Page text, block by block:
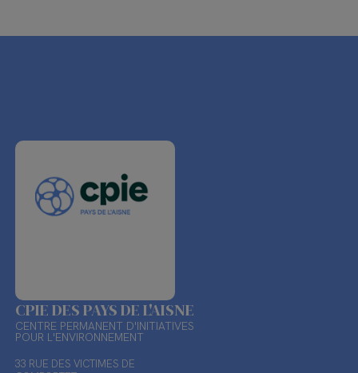
CPIE DES PAYS DE L'AISNE
CENTRE PERMANENT D'INITIATIVES
POUR L'ENVIRONNEMENT
33 RUE DES VICTIMES DE